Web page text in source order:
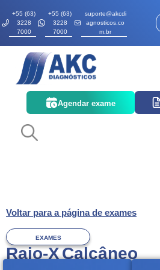
+55 (63)
3228
7000
+55 (63)
3228
7000
suporte@akcdi
agnosticos.co
m.br
Agendar exame
Voltar para a página de exames
EXAMES
Raio-X Calcâneo